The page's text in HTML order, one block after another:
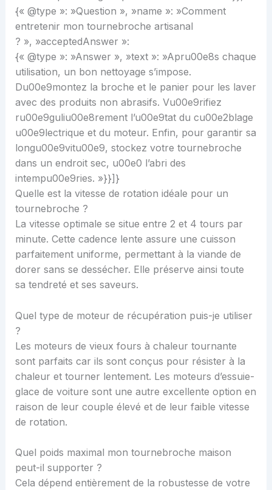
{« @type »: »Question », »name »: »Comment
entretenir mon tournebroche artisanal
? », »acceptedAnswer »:
{« @type »: »Answer », »text »: »Apru00e8s chaque
utilisation, un bon nettoyage s’impose.
Du00e9montez la broche et le panier pour les laver
avec des produits non abrasifs. Vu00e9rifiez
ru00e9guliu00e8rement l’u00e9tat du cu00e2blage
u00e9lectrique et du moteur. Enfin, pour garantir sa
longu00e9vitu00e9, stockez votre tournebroche
dans un endroit sec, u00e0 l’abri des
intempu00e9ries. »}}]}
Quelle est la vitesse de rotation idéale pour un
tournebroche ?
La vitesse optimale se situe entre 2 et 4 tours par
minute. Cette cadence lente assure une cuisson
parfaitement uniforme, permettant à la viande de
dorer sans se dessécher. Elle préserve ainsi toute
sa tendreté et ses saveurs.
Quel type de moteur de récupération puis-je utiliser
?
Les moteurs de vieux fours à chaleur tournante
sont parfaits car ils sont conçus pour résister à la
chaleur et tourner lentement. Les moteurs d’essuie-
glace de voiture sont une autre excellente option en
raison de leur couple élevé et de leur faible vitesse
de rotation.
Quel poids maximal mon tournebroche maison
peut-il supporter ?
Cela dépend entièrement de la robustesse de votre